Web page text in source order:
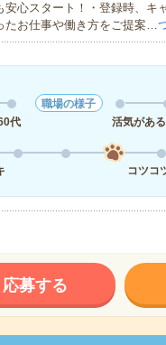
安心スタート！・登録時、キ
たお仕事や働き方をご提案…
代
職場の様子
活気がある
コツコ
応募する